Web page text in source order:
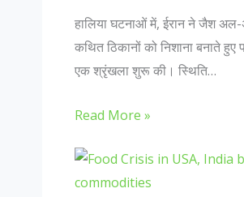
हालिया घटनाओं में, ईरान ने जैश
कथित ठिकानों को निशाना बनाते हुए
एक श्रृंखला शुरू की। स्थिति…
Read More »